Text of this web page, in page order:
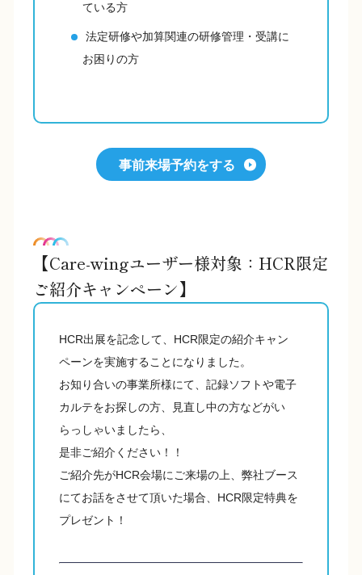
ている方
法定研修や加算関連の研修管理・受講に
お困りの方
事前来場予約をする
【Care-wingユーザー様対象：HCR限定
ご紹介キャンペーン】
HCR出展を記念して、HCR限定の紹介キャン
ペーンを実施することになりました。
お知り合いの事業所様にて、記録ソフトや電子
カルテをお探しの方、見直し中の方などがい
らっしゃいましたら、
是非ご紹介ください！！
ご紹介先がHCR会場にご来場の上、弊社ブース
にてお話をさせて頂いた場合、HCR限定特典を
プレゼント！